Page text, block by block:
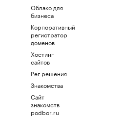
Облако для
бизнеса
Корпоративный
регистратор
доменов
Хостинг
сайтов
Рег.решения
Знакомства
Сайт
знакомств
podbor.ru